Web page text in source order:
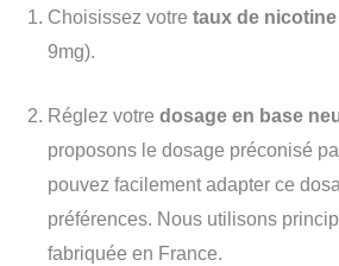
Choisissez votre taux de nicotine
9mg).
Réglez votre dosage en base
proposons l e dosage préconisé
pouvez facilement adapter ce
préférences. Nous utilisons
fabriquée en France.